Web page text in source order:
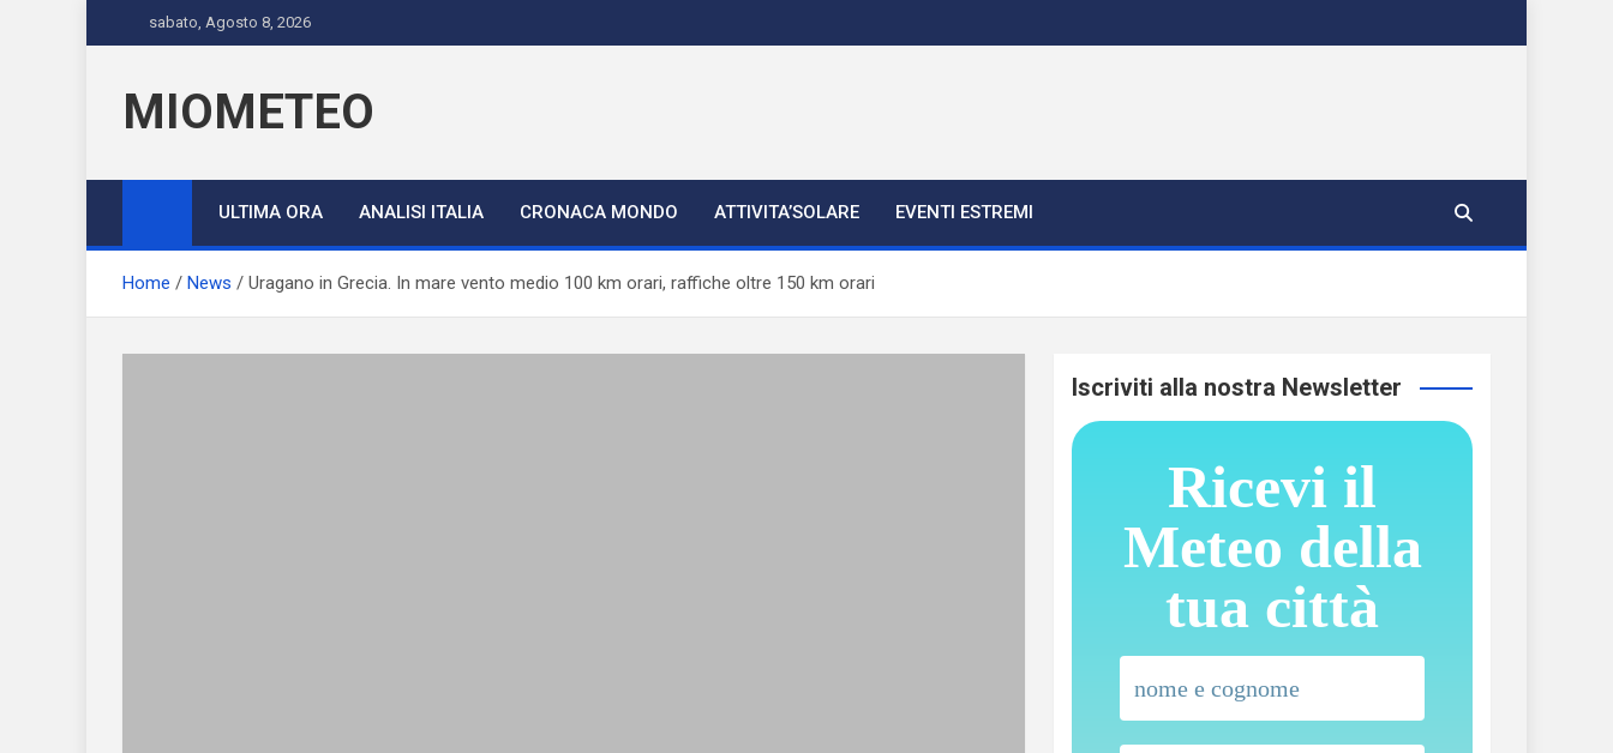
to
sabato, Agosto 8, 2026
MIOMETEO
ULTIMA ORA ANALISI ITALIA CRONACA MONDO ATTIVITA’SOLARE EVENTI ESTREMI
Home News Uragano in Grecia. In mare vento medio 100 km orari, raffiche oltre 150 km orari
Iscriviti alla nostra Newsletter
Ricevi il
Meteo della
tua città